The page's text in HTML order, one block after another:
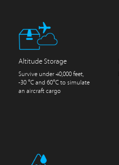
Altitude Storage
Survive under 40,000 feet,
-30 °C and 60°C to simulate
an aircraft cargo